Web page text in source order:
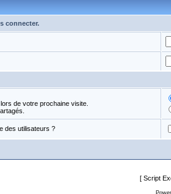
connecter.
de votre prochaine visite.
des utilisateurs ?
[ Script